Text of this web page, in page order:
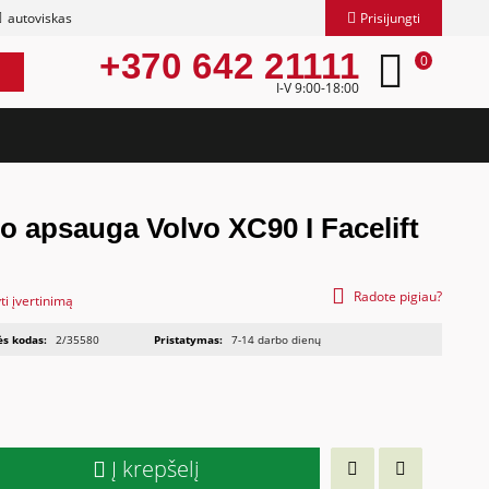
autoviskas Prisijungti
+370 642 21111
I-V 9:00-18:00
0
apsauga Volvo XC90 I Facelift
įvertinimą Radote pigiau?
kodas: 2/35580 Pristatymas: 7-14 darbo dienų
Į krepšelį